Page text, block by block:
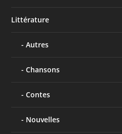
Littérature
Autres
Chansons
Contes
Nouvelles